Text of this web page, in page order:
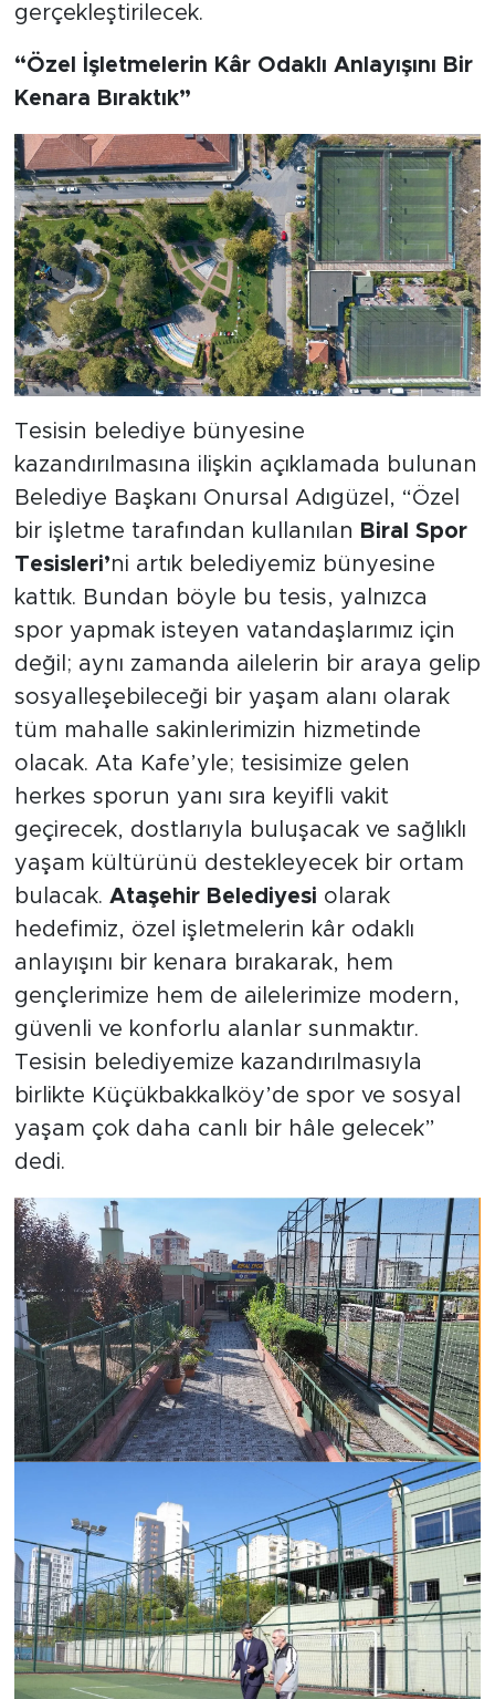
gerçekleştirilecek.
“Özel İşletmelerin Kâr Odaklı Anlayışını Bir
Kenara Bıraktık”
Tesisin belediye bünyesine
kazandırılmasına ilişkin açıklamada bulunan
Belediye Başkanı Onursal Adıgüzel, “Özel
bir işletme tarafından kullanılan Biral Spor
Tesisleri’ni artık belediyemiz bünyesine
kattık. Bundan böyle bu tesis, yalnızca
spor yapmak isteyen vatandaşlarımız için
değil; aynı zamanda ailelerin bir araya gelip
sosyalleşebileceği bir yaşam alanı olarak
tüm mahalle sakinlerimizin hizmetinde
olacak. Ata Kafe’yle; tesisimize gelen
herkes sporun yanı sıra keyifli vakit
geçirecek, dostlarıyla buluşacak ve sağlıklı
yaşam kültürünü destekleyecek bir ortam
bulacak. Ataşehir Belediyesi olarak
hedefimiz, özel işletmelerin kâr odaklı
anlayışını bir kenara bırakarak, hem
gençlerimize hem de ailelerimize modern,
güvenli ve konforlu alanlar sunmaktır.
Tesisin belediyemize kazandırılmasıyla
birlikte Küçükbakkalköy’de spor ve sosyal
yaşam çok daha canlı bir hâle gelecek”
dedi.